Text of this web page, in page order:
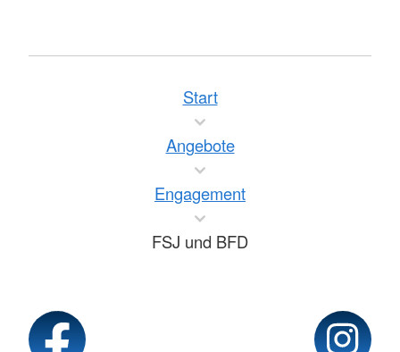
Start
Angebote
Engagement
FSJ und BFD